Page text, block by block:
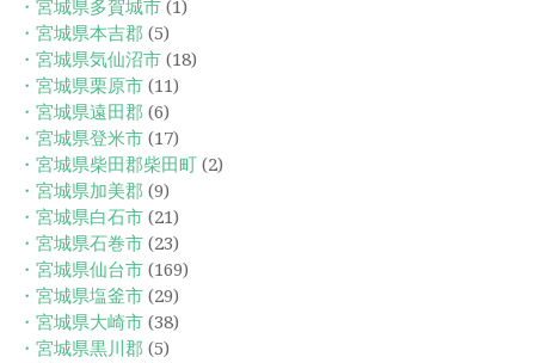
・宮城県多賀城市 (1)
・宮城県本吉郡 (5)
・宮城県気仙沼市 (18)
・宮城県栗原市 (11)
・宮城県遠田郡 (6)
・宮城県登米市 (17)
・宮城県柴田郡柴田町 (2)
・宮城県加美郡 (9)
・宮城県白石市 (21)
・宮城県石巻市 (23)
・宮城県仙台市 (169)
・宮城県塩釜市 (29)
・宮城県大崎市 (38)
・宮城県黒川郡 (5)